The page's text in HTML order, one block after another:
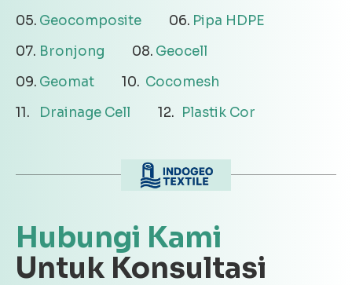
Geocomposite
Pipa HDPE
Bronjong
Geocell
Geomat
Cocomesh
Drainage Cell
Plastik Cor
Hubungi Kami
Untuk Konsultasi